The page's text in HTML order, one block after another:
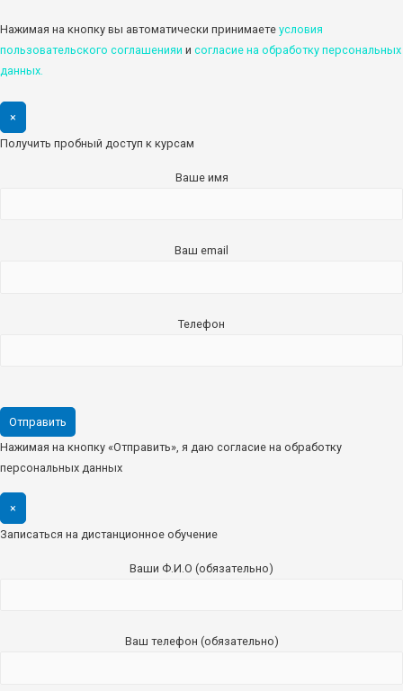
Нажимая на кнопку вы автоматически принимаете условия
пользовательского соглашенияи и cогласие на обработку персональных
данных.
×
Получить пробный доступ к курсам
Ваше имя
Ваш email
Телефон
Нажимая на кнопку «Отправить», я даю согласие на обработку
персональных данных
×
Записаться на дистанционное обучение
Ваши Ф.И.О (обязательно)
Ваш телефон (обязательно)